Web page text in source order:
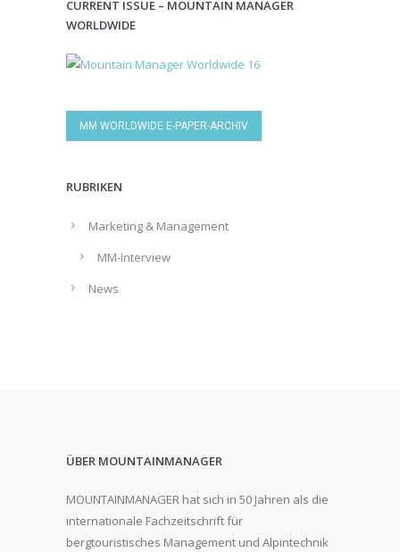
CURRENT ISSUE – MOUNTAIN MANAGER
WORLDWIDE
MM WORLDWIDE E-PAPER-ARCHIV
RUBRIKEN
Marketing & Management
MM-Interview
News
ÜBER MOUNTAINMANAGER
MOUNTAINMANAGER hat sich in 50 Jahren als die
internationale Fachzeitschrift für
bergtouristisches Management und Alpintechnik